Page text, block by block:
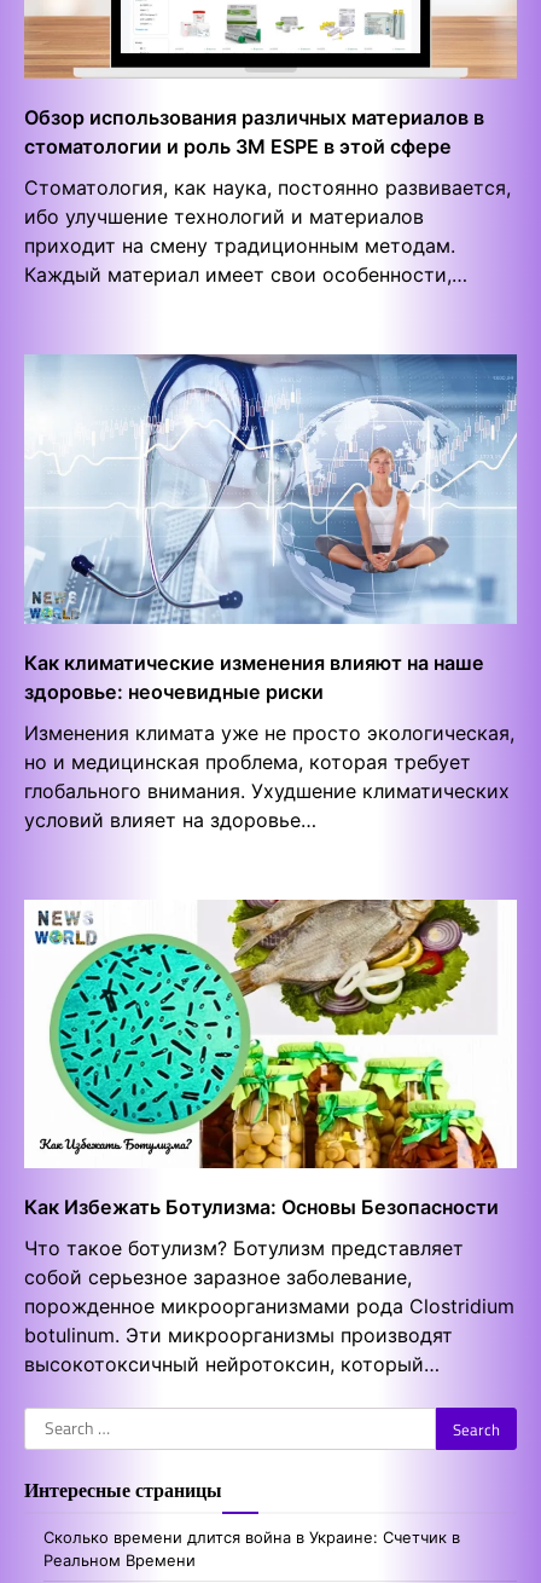
Обзор использования различных материалов в
стоматологии и роль 3M ESPE в этой сфере
Стоматология, как наука, постоянно развивается,
ибо улучшение технологий и материалов
приходит на смену традиционным методам.
Каждый материал имеет свои особенности,…
Как климатические изменения влияют на наше
здоровье: неочевидные риски
Изменения климата уже не просто экологическая,
но и медицинская проблема, которая требует
глобального внимания. Ухудшение климатических
условий влияет на здоровье…
Как Избежать Ботулизма: Основы Безопасности
Что такое ботулизм? Ботулизм представляет
собой серьезное заразное заболевание,
порожденное микроорганизмами рода Clostridium
botulinum. Эти микроорганизмы производят
высокотоксичный нейротоксин, который…
Search
for:
Интересные страницы
Сколько времени длится война в Украине: Счетчик в
Реальном Времени